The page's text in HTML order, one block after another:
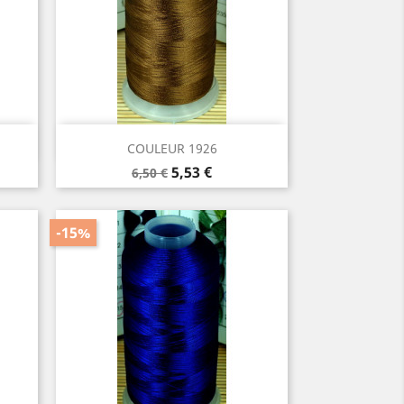
COULEUR 1926
Prix
de
base
6,50 € Prix
5,53 €
Aperçu rapide
-15%